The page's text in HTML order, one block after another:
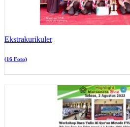
Ekstrakurikuler
(16 Foto)